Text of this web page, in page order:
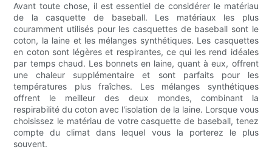
Avant toute chose, il est essentiel de considérer le matériau
de la casquette de baseball. Les matériaux les plus
couramment utilisés pour les casquettes de baseball sont le
coton, la laine et les mélanges synthétiques. Les casquettes
en coton sont légères et respirantes, ce qui les rend idéales
par temps chaud. Les bonnets en laine, quant à eux, offrent
une chaleur supplémentaire et sont parfaits pour les
températures plus fraîches. Les mélanges synthétiques
offrent le meilleur des deux mondes, combinant la
respirabilité du coton avec l'isolation de la laine. Lorsque vous
choisissez le matériau de votre casquette de baseball, tenez
compte du climat dans lequel vous la porterez le plus
souvent.